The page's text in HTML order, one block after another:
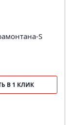
S
В 1 КЛИК